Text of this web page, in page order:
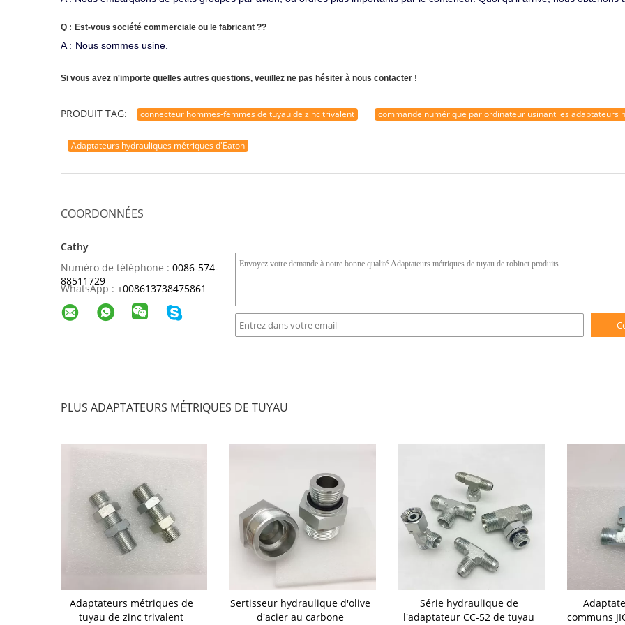
Q : Est-vous société commerciale ou le fabricant ??
A : Nous sommes usine
Si vous avez n'importe quelles autres questions, veuillez ne pas hésiter à nous contacter !
PRODUIT TAG: connecteur hommes-femmes de tuyau de zinc trivalent commande numérique par ordinateur usinant les adaptateurs
Adaptateurs hydrauliques métriques d'Eaton
COORDONNÉES
Cathy
Numéro de téléphone : 0086-574-
88511729
WhatsApp : +008613738475861
PLUS ADAPTATEURS MÉTRIQUES DE TUYAU
Adaptateurs métriques de
tuyau de zinc trivalent
Sertisseur hydraulique d'olive
d'acier au carbone
Série hydraulique de
l'adaptateur CC-52 de tuyau
communs